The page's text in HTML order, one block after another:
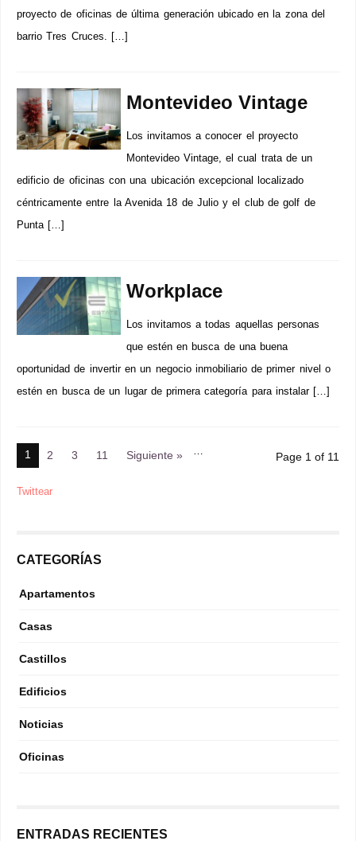
proyecto de oficinas de última generación ubicado en la zona del
barrio Tres Cruces. […]
Montevideo Vintage
Los invitamos a conocer el proyecto
Montevideo Vintage, el cual trata de un
edificio de oficinas con una ubicación excepcional localizado
céntricamente entre la Avenida 18 de Julio y el club de golf de
Punta […]
Workplace
Los invitamos a todas aquellas personas
que estén en busca de una buena
oportunidad de invertir en un negocio inmobiliario de primer nivel o
estén en busca de un lugar de primera categoría para instalar […]
1 2 3 …
11 Siguiente » Page 1 of 11
Twittear
CATEGORÍAS
Apartamentos
Casas
Castillos
Edificios
Noticias
Oficinas
ENTRADAS RECIENTES